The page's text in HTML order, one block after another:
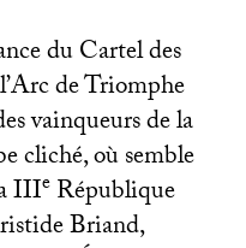
du Cartel des
de Triomphe
vainqueurs de la
cliché, où semble
IIIeRépublique
Briand,